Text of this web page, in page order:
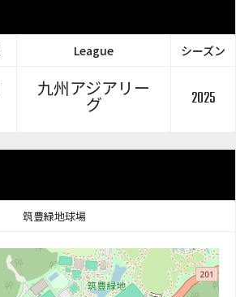
League シーズン
九州アジアリー
グ 2025
筑豊緑地球場